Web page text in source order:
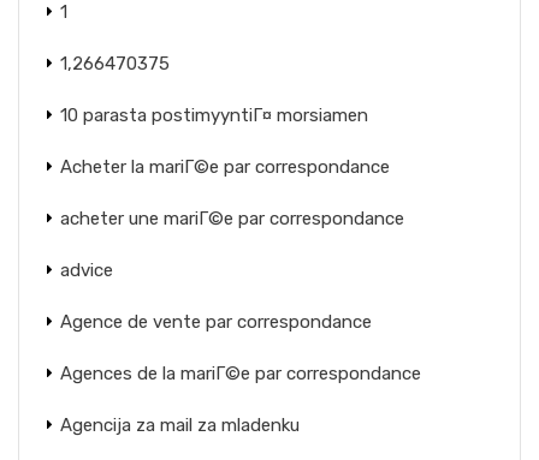
1
1,266470375
10 parasta postimyyntiГ¤ morsiamen
Acheter la mariГ©e par correspondance
acheter une mariГ©e par correspondance
advice
Agence de vente par correspondance
Agences de la mariГ©e par correspondance
Agencija za mail za mladenku